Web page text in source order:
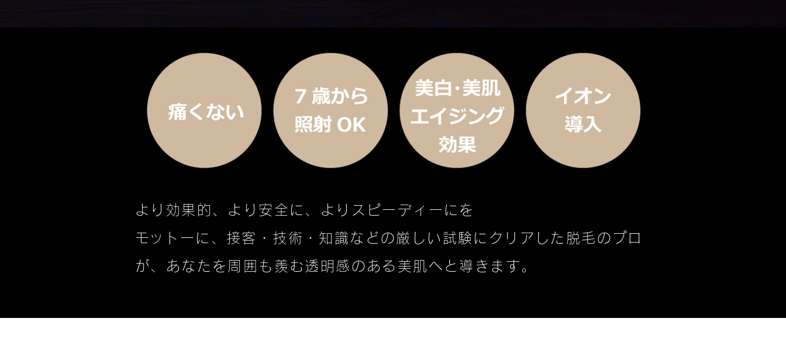
より効果的、より安全に、よりスピーディーにを
​モットーに、接客・技術・知識などの厳しい試験にクリアした脱毛のプロ
が、あなたを周囲も羨む透明感のある美肌へと導きます。